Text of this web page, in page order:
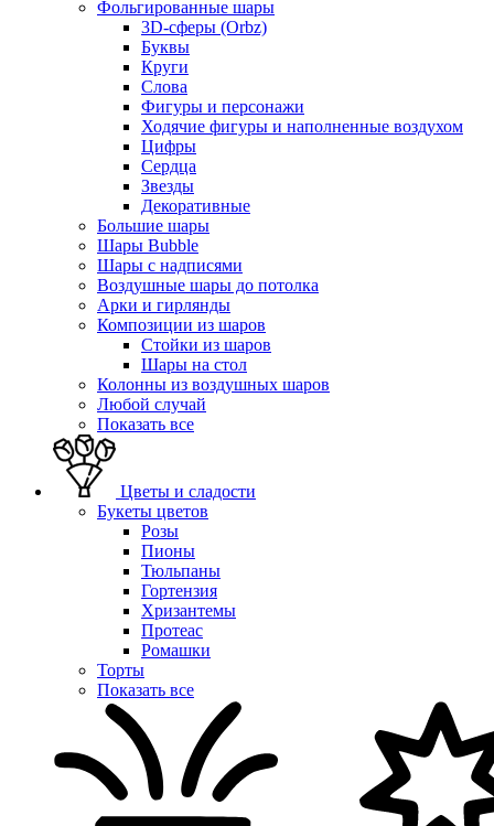
Фольгированные шары
3D-сферы (Orbz)
Буквы
Круги
Слова
Фигуры и персонажи
Ходячие фигуры и наполненные воздухом
Цифры
Сердца
Звезды
Декоративные
Большие шары
Шары Bubble
Шары с надписями
Воздушные шары до потолка
Арки и гирлянды
Композиции из шаров
Стойки из шаров
Шары на стол
Колонны из воздушных шаров
Любой случай
Показать все
Цветы и сладости
Букеты цветов
Розы
Пионы
Тюльпаны
Гортензия
Хризантемы
Протеас
Ромашки
Торты
Показать все